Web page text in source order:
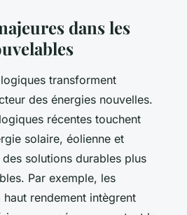
dans les
transforment
des énergies nouvelles.
récentes touchent
solaire, éolienne et
solutions durables plus
Par exemple, les
rendement intègrent